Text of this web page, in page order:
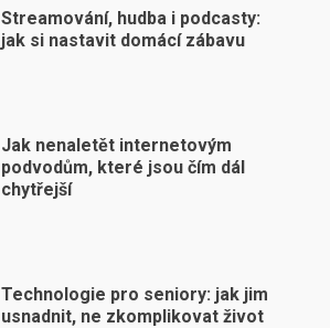
Streamování, hudba i podcasty:
jak si nastavit domácí zábavu
Jak nenaletět internetovým
podvodům, které jsou čím dál
chytřejší
Technologie pro seniory: jak jim
usnadnit, ne zkomplikovat život